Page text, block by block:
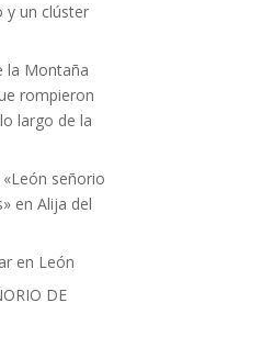
y un clúster
la Montaña
rompieron
largo de la
señorio
en Alija del
en León
DE